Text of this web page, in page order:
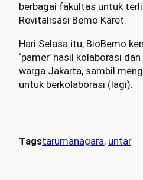
berbagai fakultas untuk
Revitalisasi Bemo Karet.
Hari Selasa itu, BioBemo
‘pamer’ hasil kolaborasi
warga Jakarta, sambil
untuk berkolaborasi (lagi).
Tagstarumanagara, untar